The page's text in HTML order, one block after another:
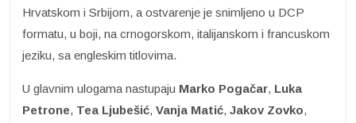
Hrvatskom i Srbijom, a ostvarenje je snimljeno u DCP
formatu, u boji, na crnogorskom, italijanskom i francuskom
jeziku, sa engleskim titlovima.
U glavnim ulogama nastupaju Marko Pogačar, Luka
Petrone, Tea Ljubešić, Vanja Matić, Jakov Zovko,